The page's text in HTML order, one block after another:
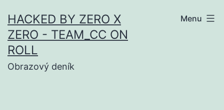
to
content
HACKED BY ZERO X
ZERO - TEAM_CC ON
ROLL
Obrazový deník
Menu